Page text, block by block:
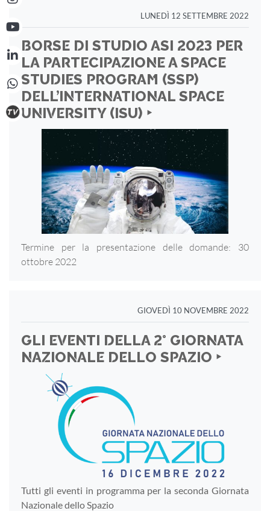
LUNEDÌ 12 SETTEMBRE 2022
BORSE DI STUDIO ASI 2023 PER
LA PARTECIPAZIONE A SPACE
STUDIES PROGRAM (SSP)
DELL’INTERNATIONAL SPACE
UNIVERSITY (ISU) ‣
Termine per la presentazione delle domande: 30
ottobre 2022
GIOVEDÌ 10 NOVEMBRE 2022
GLI EVENTI DELLA 2° GIORNATA
NAZIONALE DELLO SPAZIO ‣
Tutti gli eventi in programma per la seconda Giornata
Nazionale dello Spazio